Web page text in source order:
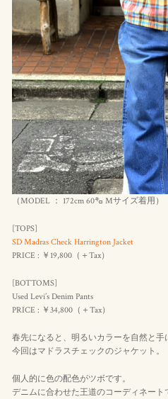
（MODEL ： 172cm 60㌔ Mサイズ着用）
[TOPS]
SD Madras Check Harrington Jacket
PRICE : ￥19,800（＋Tax）
[BOTTOMS]
Used Levi’s Denim Pants
PRICE : ￥34,800（＋Tax）
春先になると、明るいカラーを自然と手
今回はマドラスチェックのジャケット。
個人的に色の配色がツボです。
デニムに合わせた王道のコーディネー